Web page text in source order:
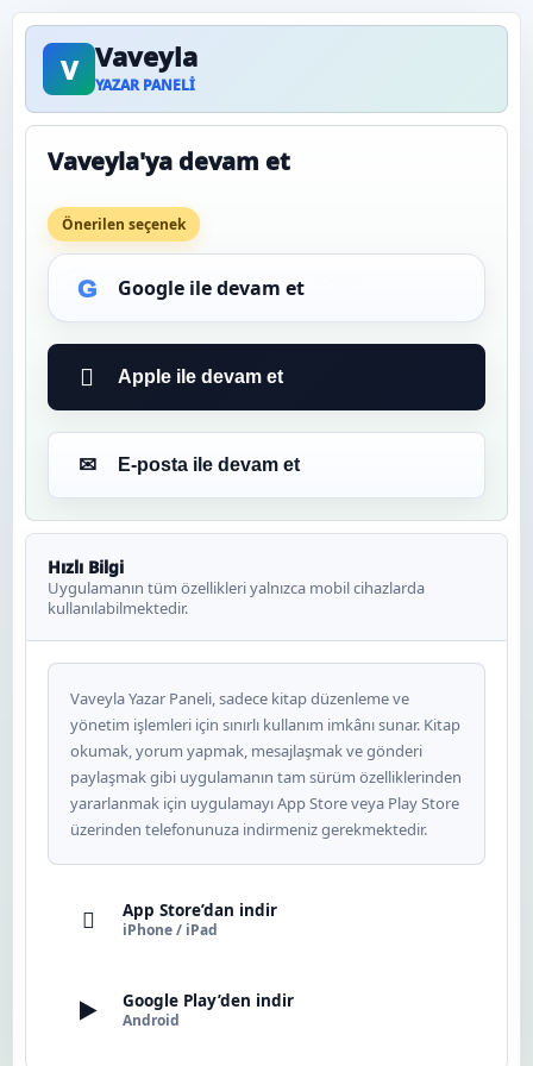
V Vaveyla
YAZAR PANELI
Vaveyla'ya devam et
Önerilen seçenek
G Google ile devam et
Continue with Google
 Apple ile devam et
✉ E-posta ile devam et
Hızlı Bilgi
Uygulamanın tüm özellikleri yalnızca mobil cihazlarda
kullanılabilmektedir.
Vaveyla Yazar Paneli, sadece kitap düzenleme ve
yönetim işlemleri için sınırlı kullanım imkânı sunar. Kitap
okumak, yorum yapmak, mesajlaşmak ve gönderi
paylaşmak gibi uygulamanın tam sürüm özelliklerinden
yararlanmak için uygulamayı App Store veya Play Store
üzerinden telefonunuza indirmeniz gerekmektedir.
 App Store’dan indir
iPhone / iPad
▶ Google Play’den indir
Android